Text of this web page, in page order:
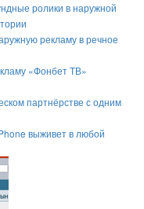
ролики в наружной
рекламу в речное
«Фонбет ТВ»
партнёрстве с одним
выживет в любой